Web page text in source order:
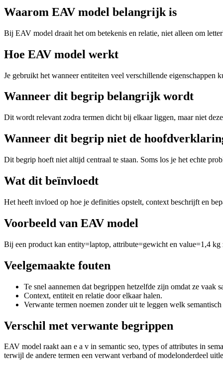
Waarom EAV model belangrijk is
Bij EAV model draait het om betekenis en relatie, niet alleen om
Hoe EAV model werkt
Je gebruikt het wanneer entiteiten veel verschillende
Wanneer dit begrip belangrijk wordt
Dit wordt relevant zodra termen dicht bij elkaar liggen, maar niet
Wanneer dit begrip niet de
Dit begrip hoeft niet altijd centraal te staan. Soms los je het echte
Wat dit beïnvloedt
Het heeft invloed op hoe je definities opstelt, context beschrijft en
Voorbeeld van EAV model
Bij een product kan entity=laptop, attribute=gewicht en value=1,4 kg
Veelgemaakte fouten
Te snel aannemen dat begrippen hetzelfde zijn omdat ze vaak
Context, entiteit en relatie door elkaar halen.
Verwante termen noemen zonder uit te leggen welk
Verschil met verwante begrippen
EAV model raakt aan e a v in semantic seo, types of attributes in
terwijl de andere termen een verwant verband of modelonderdeel